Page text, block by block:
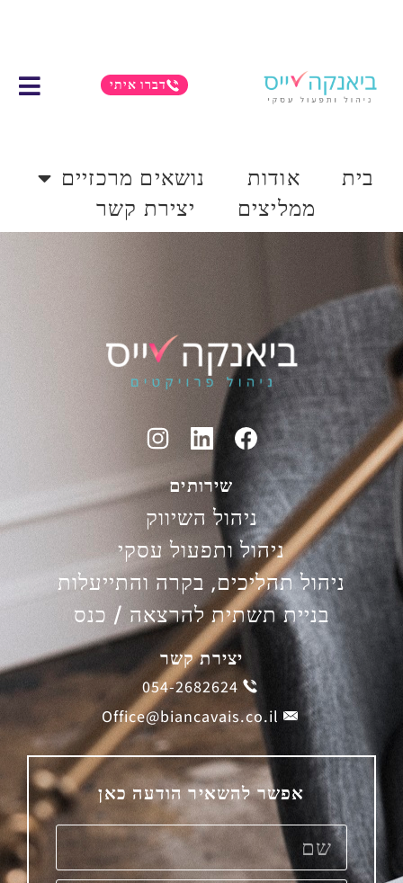
דברו איתי
בית אודות
נושאים מרכזיים
ממליצים
יצירת קשר
שירותים
ניהול השיווק
ניהול ותפעול עסקי
ניהול תהליכים, בקרה והתייעלות
בניית תשתית להרצאה / כנס
יצירת קשר
054-2682624
Office@biancavais.co.il
אפשר להשאיר הודעה כאן